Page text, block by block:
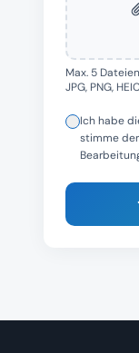
Max. 5
JPG, PNG,
Ich habe
stimme